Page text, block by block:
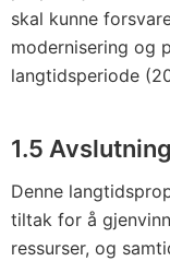
skal kunne
modernisering og
langtidsperiode
1.5 Avslutning
Denne
tiltak for å
ressurser, og